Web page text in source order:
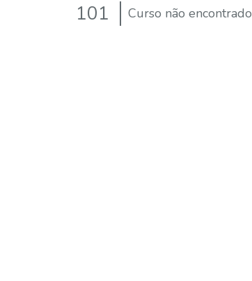
101 Curso não encontrado